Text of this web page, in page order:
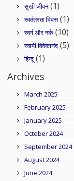
सुखी जीवन(1)
स्वतंत्रता दिवस (1)
स्वर्ग और नर्क (10)
स्वामी विवेकानंद (5)
हिन्दू (1)
Archives
March 2025
February 2025
January 2025
October 2024
September 2024
August 2024
June 2024